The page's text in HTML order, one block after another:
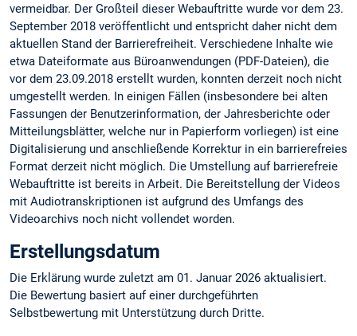
vermeidbar. Der Großteil dieser Webauftritte wurde vor dem 23.
September 2018 veröffentlicht und entspricht daher nicht dem
aktuellen Stand der Barrierefreiheit. Verschiedene Inhalte wie
etwa Dateiformate aus Büroanwendungen (PDF-Dateien), die
vor dem 23.09.2018 erstellt wurden, konnten derzeit noch nicht
umgestellt werden. In einigen Fällen (insbesondere bei alten
Fassungen der Benutzerinformation, der Jahresberichte oder
Mitteilungsblätter, welche nur in Papierform vorliegen) ist eine
Digitalisierung und anschließende Korrektur in ein barrierefreies
Format derzeit nicht möglich. Die Umstellung auf barrierefreie
Webauftritte ist bereits in Arbeit. Die Bereitstellung der Videos
mit Audiotranskriptionen ist aufgrund des Umfangs des
Videoarchivs noch nicht vollendet worden.
Erstellungsdatum
Die Erklärung wurde zuletzt am 01. Januar 2026 aktualisiert.
Die Bewertung basiert auf einer durchgeführten
Selbstbewertung mit Unterstützung durch Dritte.